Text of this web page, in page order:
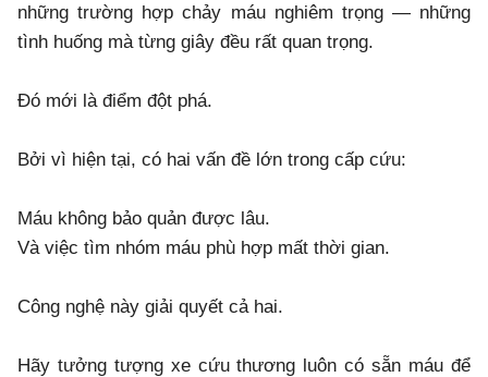
những trường hợp chảy máu nghiêm trọng — những
tình huống mà từng giây đều rất quan trọng.
Đó mới là điểm đột phá.
Bởi vì hiện tại, có hai vấn đề lớn trong cấp cứu:
Máu không bảo quản được lâu.
Và việc tìm nhóm máu phù hợp mất thời gian.
Công nghệ này giải quyết cả hai.
Hãy tưởng tượng xe cứu thương luôn có sẵn máu để